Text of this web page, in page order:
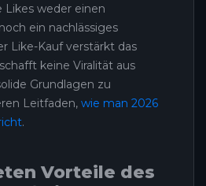
weder einen
ein nachlässiges
Like-Kauf verstärkt das
keine Viralität aus
Grundlagen zu
Leitfaden, wie man 2026
.
Vorteile des